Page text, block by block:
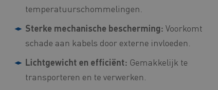
temperatuurschommelingen.
Sterke mechanische bescherming: Voorkomt
schade aan kabels door externe invloeden.
Lichtgewicht en efficiënt: Gemakkelijk te
transporteren en te verwerken.